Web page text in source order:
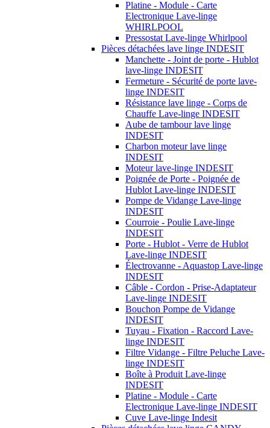
Platine - Module - Carte
Electronique Lave-linge
WHIRLPOOL
Pressostat Lave-linge Whirlpool
Pièces détachées lave linge INDESIT
Manchette - Joint de porte - Hublot
lave-linge INDESIT
Fermeture - Sécurité de porte lave-
linge INDESIT
Résistance lave linge - Corps de
Chauffe Lave-linge INDESIT
Aube de tambour lave linge
INDESIT
Charbon moteur lave linge
INDESIT
Moteur lave-linge INDESIT
Poignée de Porte - Poignée de
Hublot Lave-linge INDESIT
Pompe de Vidange Lave-linge
INDESIT
Courroie - Poulie Lave-linge
INDESIT
Porte - Hublot - Verre de Hublot
Lave-linge INDESIT
Électrovanne - Aquastop Lave-linge
INDESIT
Câble - Cordon - Prise-Adaptateur
Lave-linge INDESIT
Bouchon Pompe de Vidange
INDESIT
Tuyau - Fixation - Raccord Lave-
linge INDESIT
Filtre Vidange - Filtre Peluche Lave-
linge INDESIT
Boîte à Produit Lave-linge
INDESIT
Platine - Module - Carte
Electronique Lave-linge INDESIT
Cuve Lave-linge Indesit